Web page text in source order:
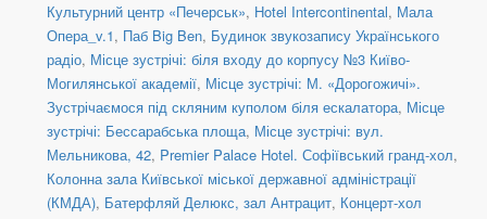
Культурний центр «Печерськ», Hotel Intercontinental, Мала
Опера_v.1, Паб Big Ben, Будинок звукозапису Українського
радіо, Місце зустрічі: біля входу до корпусу №3 Київо-
Могилянської академії, Місце зустрічі: М. «Дорогожичі».
Зустрічаємося під скляним куполом біля ескалатора, Місце
зустрічі: Бессарабська площа, Місце зустрічі: вул.
Мельникова, 42, Premier Palace Hotel. Софіївський гранд-хол,
Колонна зала Київської міської державної адміністрації
(КМДА), Батерфляй Делюкс, зал Антрацит, Концерт-хол